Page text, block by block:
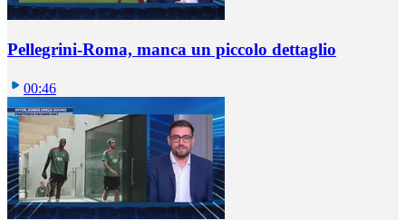
Pellegrini-Roma, manca un piccolo dettaglio
00:46